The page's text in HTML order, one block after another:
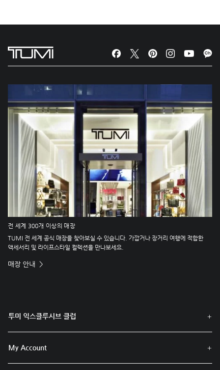
전 세계 300개 이상의 매장
TUMI 전 세계 공식 매장을 찾아보실 수 있습니다. 가깝거나 장거리 여행에 적합한
액세서리 및 라이프스타일 컬렉션을 만나보세요.
매장 안내
투미 익스클루시브 클럽
My Account